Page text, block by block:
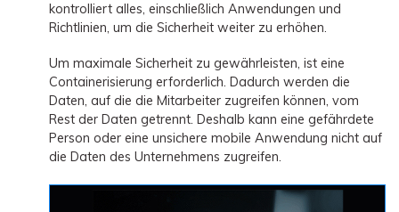
kontrolliert alles, einschließlich Anwendungen und
Richtlinien, um die Sicherheit weiter zu erhöhen.
Um maximale Sicherheit zu gewährleisten, ist eine
Containerisierung erforderlich. Dadurch werden die
Daten, auf die die Mitarbeiter zugreifen können, vom
Rest der Daten getrennt. Deshalb kann eine gefährdete
Person oder eine unsichere mobile Anwendung nicht auf
die Daten des Unternehmens zugreifen.